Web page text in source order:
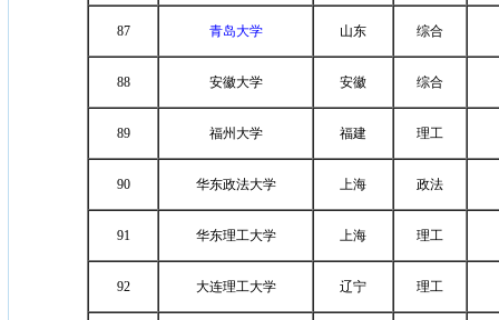
87 青岛大学 山东 综合
88 安徽大学 安徽 综合
89 福州大学 福建 理工
90 华东政法大学 上海 政法
91 华东理工大学 上海 理工
92 大连理工大学 辽宁 理工